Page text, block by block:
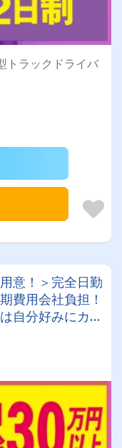
トラックドライバ
意！＞完全日勤
費用会社負担！
自分好みにカス
女性ドライバ
多数なので、長